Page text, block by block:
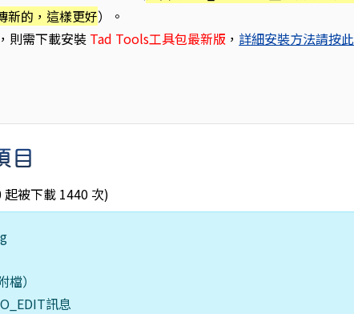
新的，這樣更好）。
則需下載安裝 Tad Tools工具包最新版 ， 詳細安裝方法請按
目
被下載 1440 次)
）
訊息